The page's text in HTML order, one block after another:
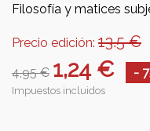
Filosofía y matices
Precio edición: 13.5 €
4,95 € 1,24 € -
Impuestos incluidos